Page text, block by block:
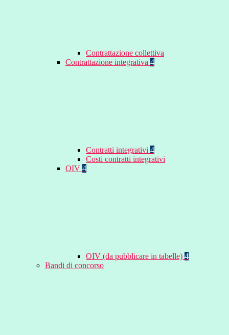
Contrattazione collettiva
Contrattazione integrativa 4
Contratti integrativi 4
Costi contratti integrativi
OIV 4
OIV (da pubblicare in tabelle) 4
Bandi di concorso